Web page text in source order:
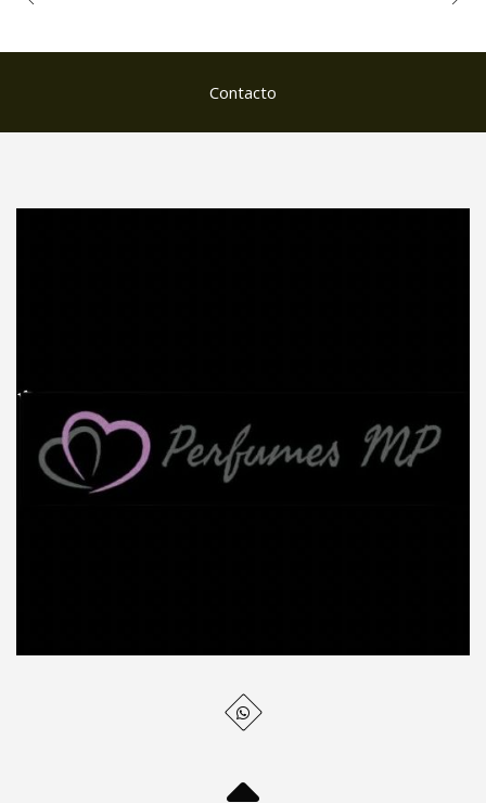
Contacto